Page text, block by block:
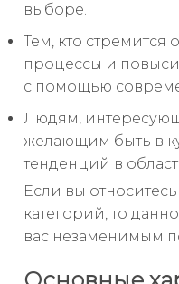
выборе.
Тем, кто стремится
процессы и
с помощью
Людям,
желающим быть в
тенденций в
Если вы
категорий, то
вас незаменимым